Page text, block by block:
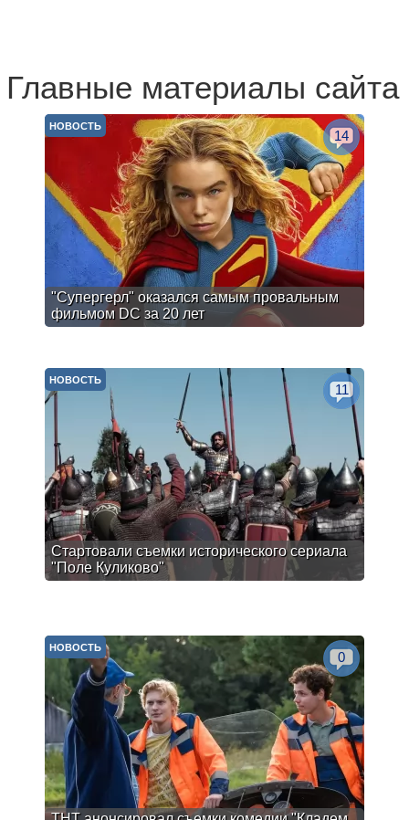
Главные материалы сайта
"Супергерл" оказался самым провальным
фильмом DC за 20 лет
НОВОСТЬ
14
Стартовали съемки исторического сериала
"Поле Куликово"
НОВОСТЬ
11
НОВОСТЬ
0